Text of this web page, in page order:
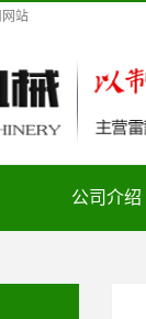
网站
公司介绍